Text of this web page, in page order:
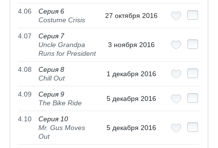
4.06
Серия 6
Costume Crisis
27 октября 2016
4.07
Серия 7
Uncle Grandpa
Runs for President
3 ноября 2016
4.08
Серия 8
Chill Out
1 декабря 2016
4.09
Серия 9
The Bike Ride
5 декабря 2016
4.10
Серия 10
Mr. Gus Moves
Out
5 декабря 2016